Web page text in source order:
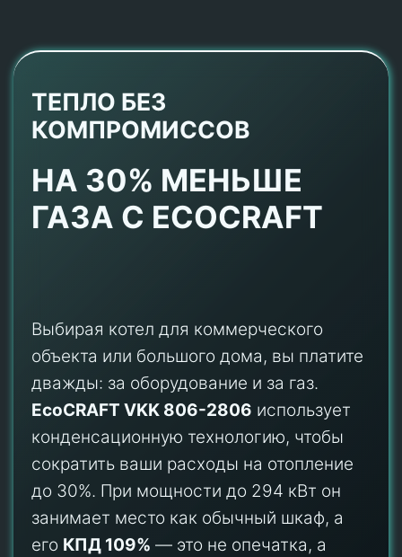
ТЕПЛО БЕЗ
КОМПРОМИССОВ
НА 30% МЕНЬШЕ
ГАЗА С ECOCRAFT
Выбирая котел для коммерческого
объекта или большого дома, вы платите
дважды: за оборудование и за газ.
EcoCRAFT VKK 806-2806 использует
конденсационную технологию, чтобы
сократить ваши расходы на отопление
до 30%. При мощности до 294 кВт он
занимает место как обычный шкаф, а
его КПД 109% — это не опечатка, а